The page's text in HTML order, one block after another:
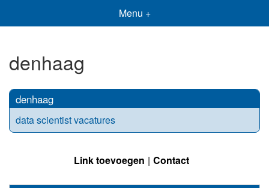
Menu +
denhaag
denhaag
data scientist vacatures
Link toevoegen Contact